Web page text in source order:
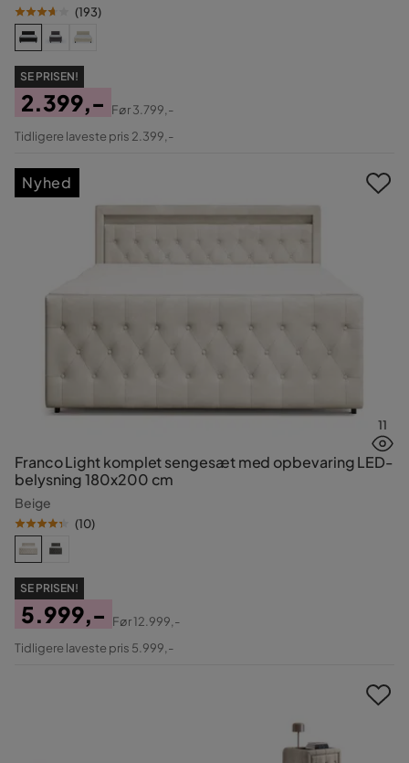
(193)
SE PRISEN!
Pris
2.399,-
Original
Før3.799,-
Tidligere laveste pris 2.399,-
11
Franco Light komplet sengesæt med opbevaring LED-
belysning 180x200 cm
Beige
(10)
SE PRISEN!
Pris
5.999,-
Original
Før12.999,-
Tidligere laveste pris 5.999,-
Nyhed